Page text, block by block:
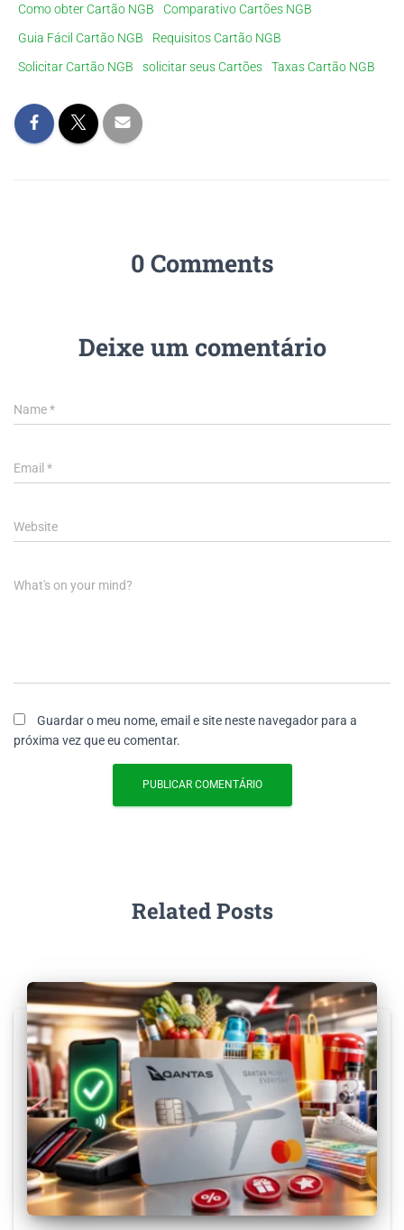
Como obter Cartão NGB
Comparativo Cartões NGB
Guia Fácil Cartão NGB
Requisitos Cartão NGB
Solicitar Cartão NGB
solicitar seus Cartões Taxas Cartão NGB
0 Comments
Deixe um comentário
Name*
Email *
Website
What's on your mind?
Guardar o meu nome, email e site neste navegador para a
próxima vez que eu comentar.
Related Posts